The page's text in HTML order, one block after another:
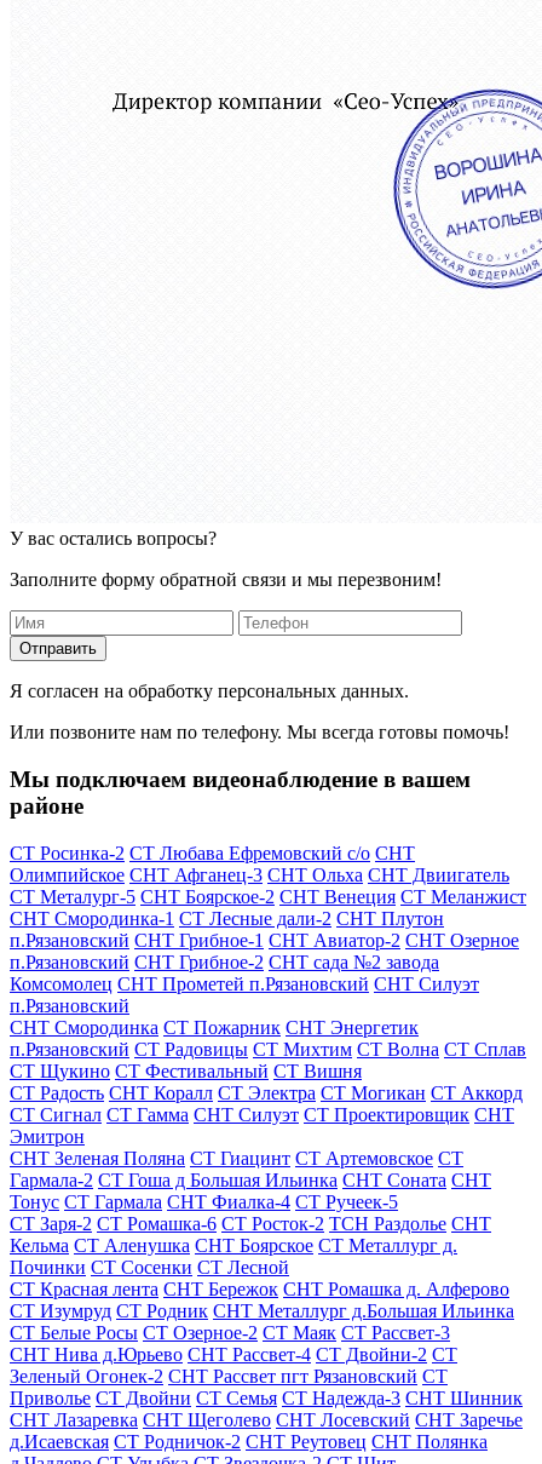
У вас остались вопросы?
Заполните форму обратной связи и мы перезвоним!
Отправить
Я согласен на обработку персональных данных.
Или позвоните нам по телефону. Мы всегда готовы помочь!
Мы подключаем видеонаблюдение в вашем
районе
СТ Росинка-2 СТ Любава Ефремовский с/о СНТ
Олимпийское СНТ Афганец-3 СНТ Ольха СНТ Двиигатель
СТ Металург-5 СНТ Боярское-2 СНТ Венеция СТ Меланжист
СНТ Смородинка-1 СТ Лесные дали-2 СНТ Плутон
п.Рязановский СНТ Грибное-1 СНТ Авиатор-2 СНТ Озерное
п.Рязановский СНТ Грибное-2 СНТ сада №2 завода
Комсомолец СНТ Прометей п.Рязановский СНТ Силуэт
п.Рязановский
СНТ Смородинка СТ Пожарник СНТ Энергетик
п.Рязановский СТ Радовицы СТ Михтим СТ Волна СТ Сплав
СТ Щукино СТ Фестивальный СТ Вишня
СТ Радость СНТ Коралл СТ Электра СТ Могикан СТ Аккорд
СТ Сигнал СТ Гамма СНТ Силуэт СТ Проектировщик СНТ
Эмитрон
СНТ Зеленая Поляна СТ Гиацинт СТ Артемовское СТ
Гармала-2 СТ Гоша д Большая Ильинка СНТ Соната СНТ
Тонус СТ Гармала СНТ Фиалка-4 СТ Ручеек-5
СТ Заря-2 СТ Ромашка-6 СТ Росток-2 ТСН Раздолье СНТ
Кельма СТ Аленушка СНТ Боярское СТ Металлург д.
Починки СТ Сосенки СТ Лесной
СТ Красная лента СНТ Бережок СНТ Ромашка д. Алферово
СТ Изумруд СТ Родник СНТ Металлург д.Большая Ильинка
СТ Белые Росы СТ Озерное-2 СТ Маяк СТ Рассвет-3
СНТ Нива д.Юрьево СНТ Рассвет-4 СТ Двойни-2 СТ
Зеленый Огонек-2 СНТ Рассвет пгт Рязановский СТ
Приволье СТ Двойни СТ Семья СТ Надежда-3 СНТ Шинник
СНТ Лазаревка СНТ Щеголево СНТ Лосевский СНТ Заречье
д.Исаевская СТ Родничок-2 СНТ Реутовец СНТ Полянка